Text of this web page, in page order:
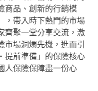
商品、創新的行銷模
，帶入時下熱門的市場
齊聚一堂分享交流，激
場洞燭先機，進而引
提前準備」的保險核心
人保險保障盡一份心